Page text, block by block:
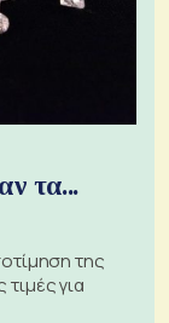
τα...
της
για